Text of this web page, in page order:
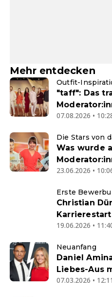
Mehr entdecken
Outfit-
"taff": Das
07.08.2026 •
Die Stars von
Was wurde
23.06.2026 •
Erste
Christian
19.06.2026 •
Neuanfang
Daniel
Liebes-Aus
07.03.2026 •